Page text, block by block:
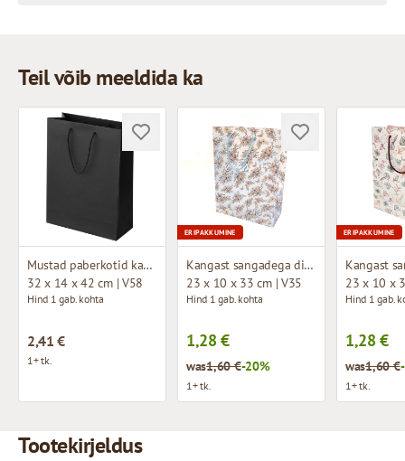
Teil võib meeldida ka
Mustad paberkotid kangast käepidemetega
32 x 14 x 42 cm | V58
Hind 1 gab. kohta
2,41 €
1+ tk.
ERIPAKKUMINE
Kangast sangadega disainkott
23 x 10 x 33 cm | V35
Hind 1 gab. kohta
1,28 €
was1,60 €-20%
1+ tk.
ERIPAKKUMINE
23 x 10 x
Hind 1 gab.
1,28 €
was1,60 €
1+ tk.
Tootekirjeldus